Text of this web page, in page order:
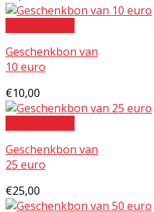
Geschenkbon van
10 euro
€10,00
Geschenkbon van
25 euro
€25,00